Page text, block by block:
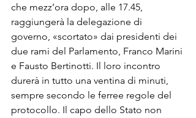
che mezz’ora dopo, alle 17.45,
raggiungerà la delegazione di
governo, «scortato» dai presidenti dei
due rami del Parlamento, Franco Marini
e Fausto Bertinotti. Il loro incontro
durerà in tutto una ventina di minuti,
sempre secondo le ferree regole del
protocollo. Il capo dello Stato non